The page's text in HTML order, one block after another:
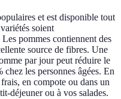
et est disponible tout
soient
pommes contiennent des
source de fibres. Une
par jour peut réduire le
les personnes âgées. En
en compote ou dans un
déjeuner ou à vos salades.